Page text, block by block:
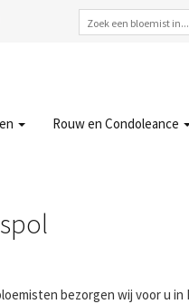
Rouw en Condoleance
bezorgen wij voor u